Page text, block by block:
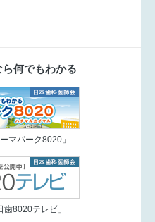
何でもわかる
マパーク8020」
8020テレビ」